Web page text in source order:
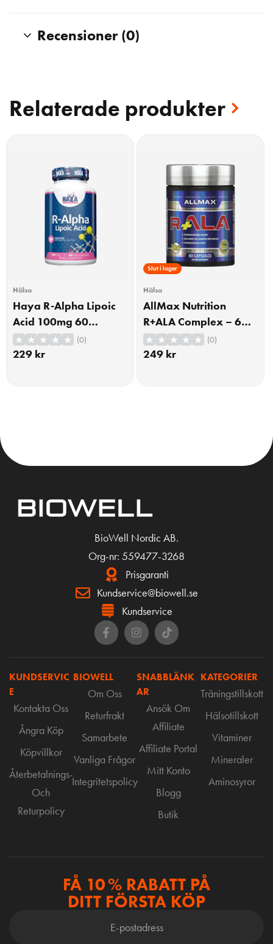
Recensioner (0)
Relaterade produkter
Hälsa
Haya R-Alpha Lipoic
Acid 100mg 60
Kapslar
(0)
229 kr
Slut i lager
Hälsa
AllMax Nutrition
R+ALA Complex – 60
kapslar
(0)
249 kr
BioWell Nordic AB.
Org-nr: 559477-3268
Prisgaranti
Kundservice@biowell.se
Kundservice
KUNDSERVIC
E
Kontakta Oss
Ångra Köp
Köpvillkor
Återbetalnings-
Och
Returpolicy
BIOWELL
Om Oss
Returfrakt
Samarbete
Vanliga Frågor
Integritetspolicy
SNABBLÄNK
AR
Ansök Om
Affiliate
Affiliate Portal
Mitt Konto
Blogg
Butik
KATEGORIER
Träningstillskott
Hälsotillskott
Vitaminer
Mineraler
Aminosyror
FÅ 10 % RABATT PÅ
DITT FÖRSTA KÖP